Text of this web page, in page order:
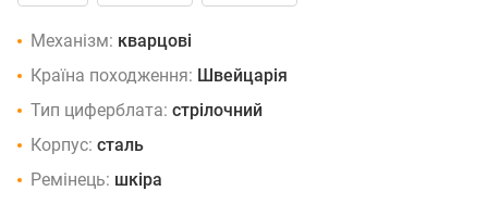
Механізм: кварцові
Країна походження: Швейцарія
Тип циферблата: стрілочний
Корпус: сталь
Ремінець: шкіра